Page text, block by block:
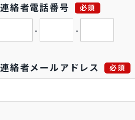
連絡者電話番号 必須
- -
連絡者メールアドレス 必須